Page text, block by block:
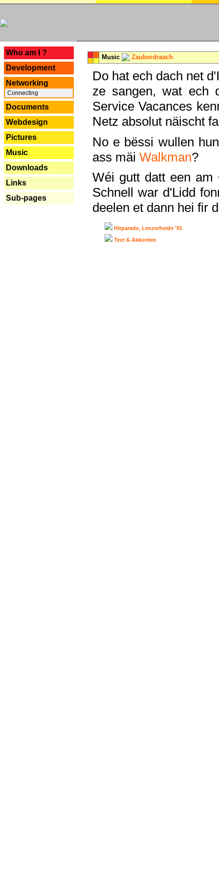
Who am I ?
Development
Networking
Connecting
Documents
Webdesign
Pictures
Music
Downloads
Links
Sub-pages
Music Zauberdraach
Do hat ech dach net
ze sangen, wat ech
Service Vacances
Netz absolut näischt
No e bëssi wullen
ass mäi Walkman?
Wéi gutt datt een am
Schnell war d'Lidd
deelen et dann hei fir
Hitparade, Lenzerheide '91
Text & Akkorden